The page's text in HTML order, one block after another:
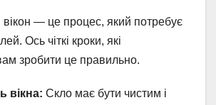
— це процес, який потребує
Ось чіткі кроки, які
зробити це правильно.
вікна: Скло має бути чистим і